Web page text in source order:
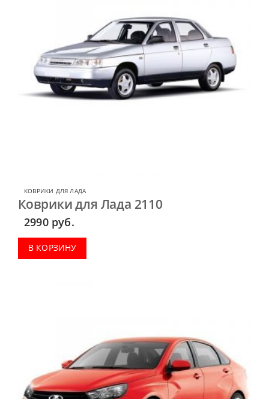
КОВРИКИ ДЛЯ ЛАДА
Коврики для Лада 2110
2990 руб.
В КОРЗИНУ